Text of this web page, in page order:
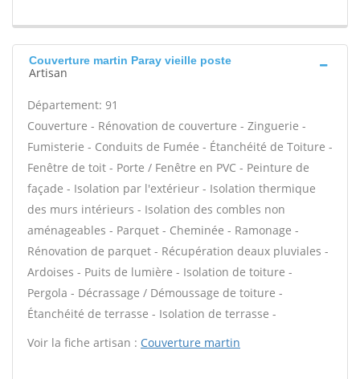
Couverture martin Paray vieille poste
Artisan
Département: 91
Couverture - Rénovation de couverture - Zinguerie -
Fumisterie - Conduits de Fumée - Étanchéité de Toiture -
Fenêtre de toit - Porte / Fenêtre en PVC - Peinture de
façade - Isolation par l'extérieur - Isolation thermique
des murs intérieurs - Isolation des combles non
aménageables - Parquet - Cheminée - Ramonage -
Rénovation de parquet - Récupération deaux pluviales -
Ardoises - Puits de lumière - Isolation de toiture -
Pergola - Décrassage / Démoussage de toiture -
Étanchéité de terrasse - Isolation de terrasse -
Voir la fiche artisan : Couverture martin